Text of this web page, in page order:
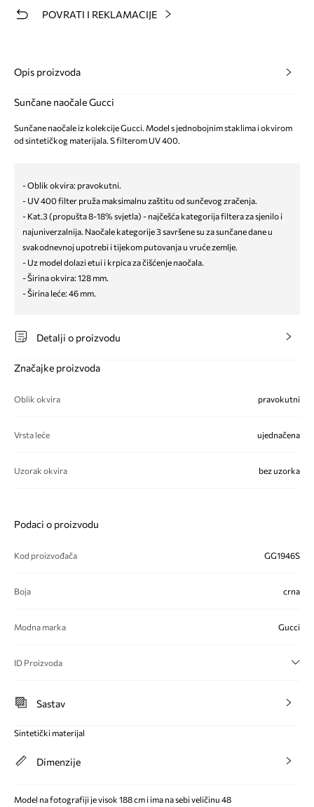
POVRATI I REKLAMACIJE
Opis proizvoda
Sunčane naočale Gucci
Sunčane naočale iz kolekcije Gucci. Model s jednobojnim staklima i okvirom
od sintetičkog materijala. S filterom UV 400.
- Oblik okvira: pravokutni.
- UV 400 filter pruža maksimalnu zaštitu od sunčevog zračenja.
- Kat.3 (propušta 8-18% svjetla) - najčešća kategorija filtera za sjenilo i
najuniverzalnija. Naočale kategorije 3 savršene su za sunčane dane u
svakodnevnoj upotrebi i tijekom putovanja u vruće zemlje.
- Uz model dolazi etui i krpica za čišćenje naočala.
- Širina okvira: 128 mm.
- Širina leće: 46 mm.
Detalji o proizvodu
Značajke proizvoda
Oblik okvira pravokutni
Vrsta leće ujednačena
Uzorak okvira bez uzorka
Podaci o proizvodu
Kod proizvođača GG1946S
Boja crna
Modna marka Gucci
ID Proizvoda
Sastav
Sintetički materijal
Dimenzije
Model na fotografiji je visok 188 cm i ima na sebi veličinu 48